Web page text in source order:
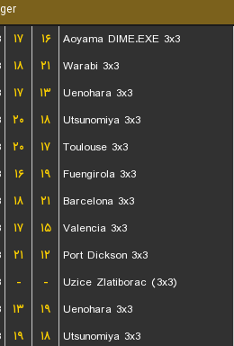
۱۷ ۱۶
Aoyama DIME.EXE 3x3
۱۸ ۲۱
Warabi 3x3
۱۷ ۱۳
Uenohara 3x3
۲۰ ۱۸
Utsunomiya 3x3
۲۰ ۱۷
Toulouse 3x3
۱۶ ۱۹
Fuengirola 3x3
۱۸ ۲۱
Barcelona 3x3
۱۷ ۱۵
Valencia 3x3
۲۱ ۱۲
Port Dickson 3x3
- -
Uzice Zlatiborac (3x3)
۱۳ ۱۹
Uenohara 3x3
۱۹ ۱۸ Utsunomiya 3x3